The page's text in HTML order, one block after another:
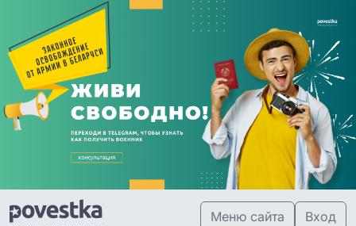
Меню сайта Вход